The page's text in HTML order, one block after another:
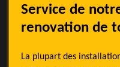
Service de
renovation de
La plupart des